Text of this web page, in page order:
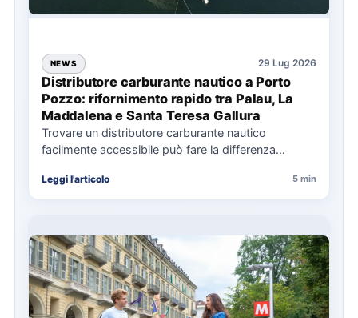
NEWS 29 Lug 2026
Distributore carburante nautico a Porto
Pozzo: rifornimento rapido tra Palau, La
Maddalena e Santa Teresa Gallura
Trovare un distributore carburante nautico
facilmente accessibile può fare la differenza
soprattutto…
Leggi l'articolo 5 min